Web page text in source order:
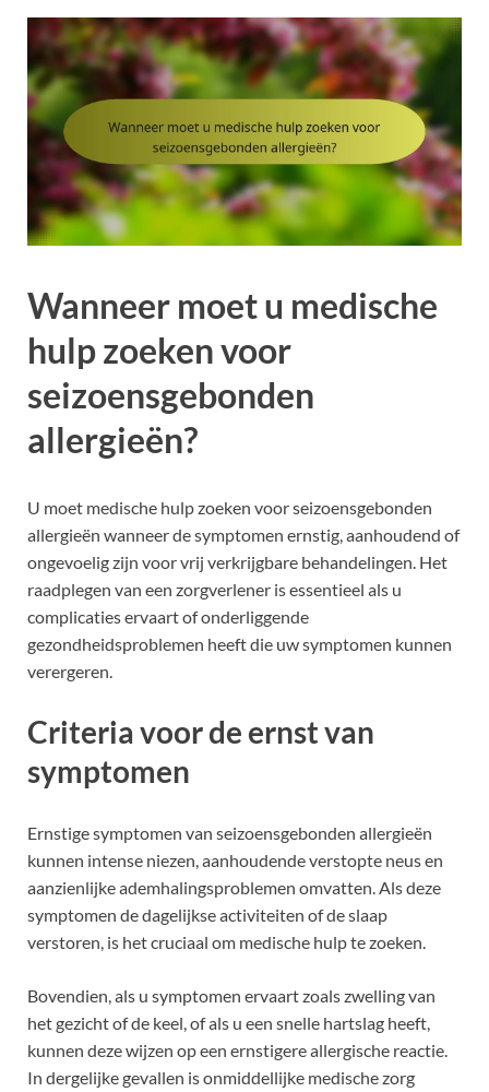
Wanneer moet u medische
hulp zoeken voor
seizoensgebonden
allergieën?
U moet medische hulp zoeken voor seizoensgebonden
allergieën wanneer de symptomen ernstig, aanhoudend of
ongevoelig zijn voor vrij verkrijgbare behandelingen. Het
raadplegen van een zorgverlener is essentieel als u
complicaties ervaart of onderliggende
gezondheidsproblemen heeft die uw symptomen kunnen
verergeren.
Criteria voor de ernst van
symptomen
Ernstige symptomen van seizoensgebonden allergieën
kunnen intense niezen, aanhoudende verstopte neus en
aanzienlijke ademhalingsproblemen omvatten. Als deze
symptomen de dagelijkse activiteiten of de slaap
verstoren, is het cruciaal om medische hulp te zoeken.
Bovendien, als u symptomen ervaart zoals zwelling van
het gezicht of de keel, of als u een snelle hartslag heeft,
kunnen deze wijzen op een ernstigere allergische reactie.
In dergelijke gevallen is onmiddellijke medische zorg